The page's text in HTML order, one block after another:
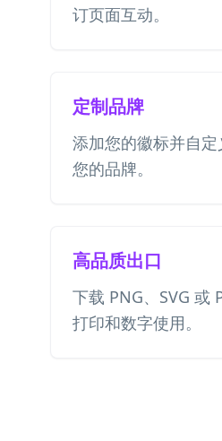
订页面互动。
定制品牌
添加您的徽标并自
您的品牌。
高品质出口
下载 PNG、SVG 或
打印和数字使用。